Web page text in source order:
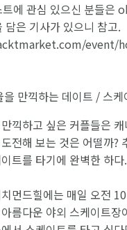
트에 관심 있으신 분들은
담은 기사가 있으니 참고.
event/
을 만끽하는 데이트 / 스케
끽하고 싶은 커플들은
전해 보는 것은 어떨까?
트를 타기에 완벽한 하다.
먼드힐에는 매일 오전
름다운 야외 스케이트장